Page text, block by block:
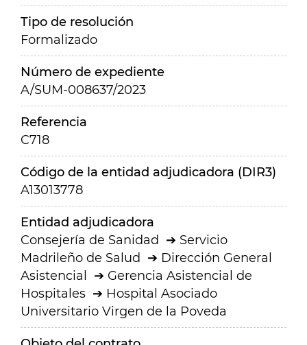
Tipo de resolución
Formalizado
Número de expediente
A/SUM-008637/2023
Referencia
C718
Código de la entidad adjudicadora (DIR3)
A13013778
Entidad adjudicadora
Consejería de Sanidad
Servicio
Madrileño de Salud
Dirección General
Asistencial
Gerencia Asistencial de
Hospitales
Hospital Asociado
Universitario Virgen de la Poveda